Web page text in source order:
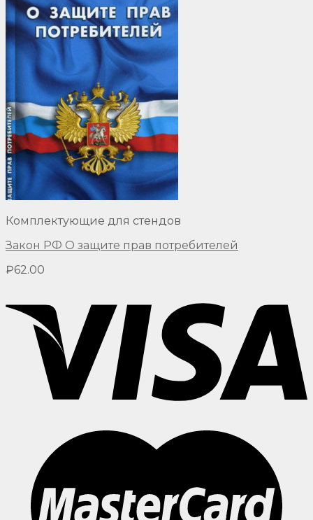
Комплектующие для стендов
Закон РФ О защите прав потребителей
₽62.00